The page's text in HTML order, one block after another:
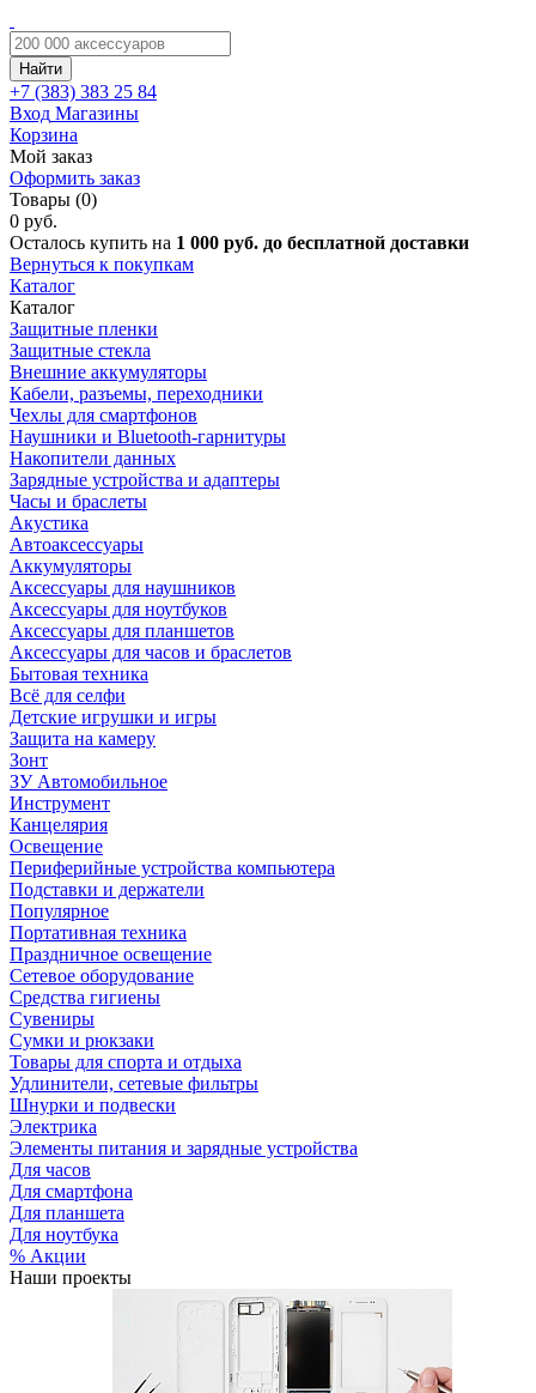
Найти
+7 (383) 383 25 84
Вход Магазины
Корзина
Мой заказ
Оформить заказ
Товары (0)
0 руб.
Осталось купить на 1 000 руб. до бесплатной доставки
Вернуться к покупкам
Каталог
Каталог
Защитные пленки
Защитные стекла
Внешние аккумуляторы
Кабели, разъемы, переходники
Чехлы для смартфонов
Наушники и Bluetooth-гарнитуры
Накопители данных
Зарядные устройства и адаптеры
Часы и браслеты
Акустика
Автоаксессуары
Аккумуляторы
Аксессуары для наушников
Аксессуары для ноутбуков
Аксессуары для планшетов
Аксессуары для часов и браслетов
Бытовая техника
Всё для селфи
Детские игрушки и игры
Защита на камеру
Зонт
ЗУ Автомобильное
Инструмент
Канцелярия
Освещение
Периферийные устройства компьютера
Подставки и держатели
Популярное
Портативная техника
Праздничное освещение
Сетевое оборудование
Средства гигиены
Сувениры
Сумки и рюкзаки
Товары для спорта и отдыха
Удлинители, сетевые фильтры
Шнурки и подвески
Электрика
Элементы питания и зарядные устройства
Для часов
Для смартфона
Для планшета
Для ноутбука
% Акции
Наши проекты